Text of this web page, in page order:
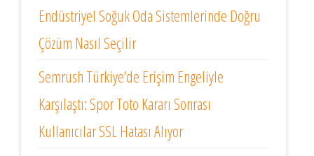
Endüstriyel Soğuk Oda Sistemlerinde Doğru
Çözüm Nasıl Seçilir
Semrush Türkiye’de Erişim Engeliyle
Karşılaştı: Spor Toto Kararı Sonrası
Kullanıcılar SSL Hatası Alıyor